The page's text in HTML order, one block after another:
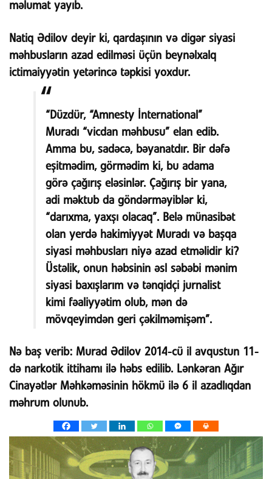
məlumat yayıb.
Natiq Ədilov deyir ki, qardaşının və digər siyasi
məhbusların azad edilməsi üçün beynəlxalq
ictimaiyyətin yetərincə təpkisi yoxdur.
“Düzdür, “Amnesty İnternational”
Muradı “vicdan məhbusu” elan edib.
Amma bu, sadəcə, bəyanatdır. Bir dəfə
eşitmədim, görmədim ki, bu adama
görə çağırış eləsinlər. Çağırış bir yana,
adi məktub da göndərməyiblər ki,
“darıxma, yaxşı olacaq”. Belə münasibət
olan yerdə hakimiyyət Muradı və başqa
siyasi məhbusları niyə azad etməlidir ki?
Üstəlik, onun həbsinin əsl səbəbi mənim
siyasi baxışlarım və tənqidçi jurnalist
kimi fəaliyyətim olub, mən də
mövqeyimdən geri çəkilməmişəm”.
Nə baş verib: Murad Ədilov 2014-cü il avqustun 11-
də narkotik ittihamı ilə həbs edilib. Lənkəran Ağır
Cinayətlər Məhkəməsinin hökmü ilə 6 il azadlıqdan
məhrum olunub.